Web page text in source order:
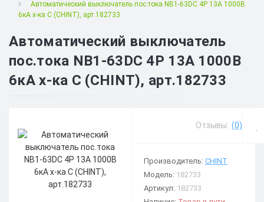
Автоматический выключатель пос.тока NB1-63DC 4P 13А 1000В
6кА х-ка C (CHINT), арт.182733
Автоматический выключатель
пос.тока NB1-63DC 4P 13А 1000В
6кА х-ка C (CHINT), арт.182733
Отзывы: (0)
Производитель: CHINT
Модель: 182733
Артикул: 182733